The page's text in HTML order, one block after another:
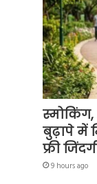
बुढ़ापे में
फ्री
9 hours ago